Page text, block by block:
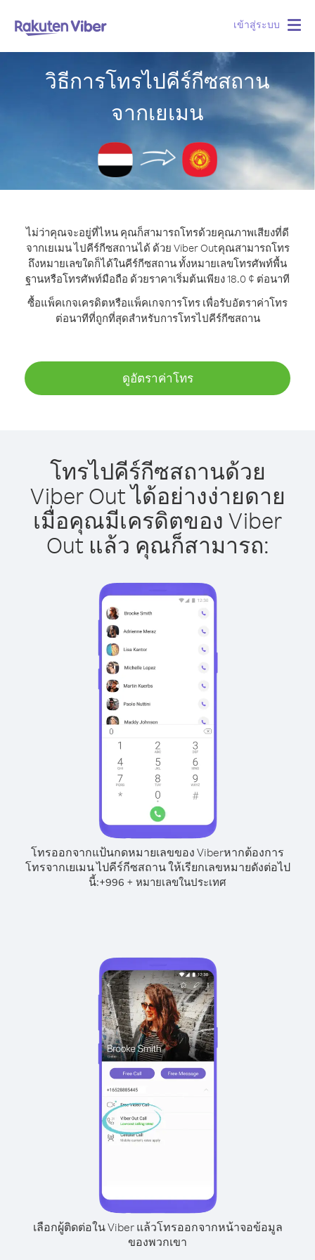
เข้าสู่ระบบ
วิธีการโทรไปคีร์กีซสถาน
จากเยเมน
ไม่ว่าคุณจะอยู่ที่ไหน คุณก็สามารถโทรด้วยคุณภาพเสียงที่ดี
จากเยเมน ไปคีร์กีซสถานได้ ด้วย Viber Outคุณสามารถโทร
ถึงหมายเลขใดก็ได้ในคีร์กีซสถาน ทั้งหมายเลขโทรศัพท์พื้น
ฐานหรือโทรศัพท์มือถือ ด้วยราคาเริ่มต้นเพียง 18.0 ¢ ต่อนาที
ซื้อแพ็คเกจเครดิตหรือแพ็คเกจการโทร เพื่อรับอัตราค่าโทร
ต่อนาทีที่ถูกที่สุดสำหรับการโทรไปคีร์กีซสถาน
ดูอัตราค่าโทร
โทรไปคีร์กีซสถานด้วย
Viber Out ได้อย่างง่ายดาย
เมื่อคุณมีเครดิตของ Viber
Out แล้ว คุณก็สามารถ:
โทรออกจากแป้นกดหมายเลขของ Viberหากต้องการ
โทรจากเยเมน ไปคีร์กีซสถาน ให้เรียกเลขหมายดังต่อไป
นี้:+996 + หมายเลขในประเทศ
เลือกผู้ติดต่อใน Viber แล้วโทรออกจากหน้าจอข้อมูล
ของพวกเขา